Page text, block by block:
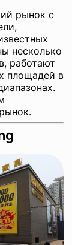
рынок с
несколько
работают
площадей в